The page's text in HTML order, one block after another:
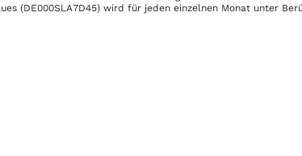
(DE000SLA7D45) wird für jeden einzelnen Monat unter